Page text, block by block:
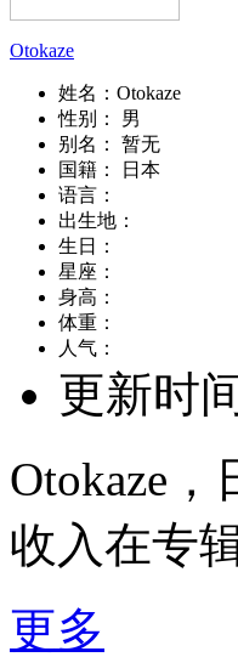
Otokaze
姓名： Otokaze
性别：
男
别名：
暂无
国籍：
日本
语言：
出生地：
生日：
星座：
身高：
体重：
人气：
更新时
Otokaze
收入在专
更多